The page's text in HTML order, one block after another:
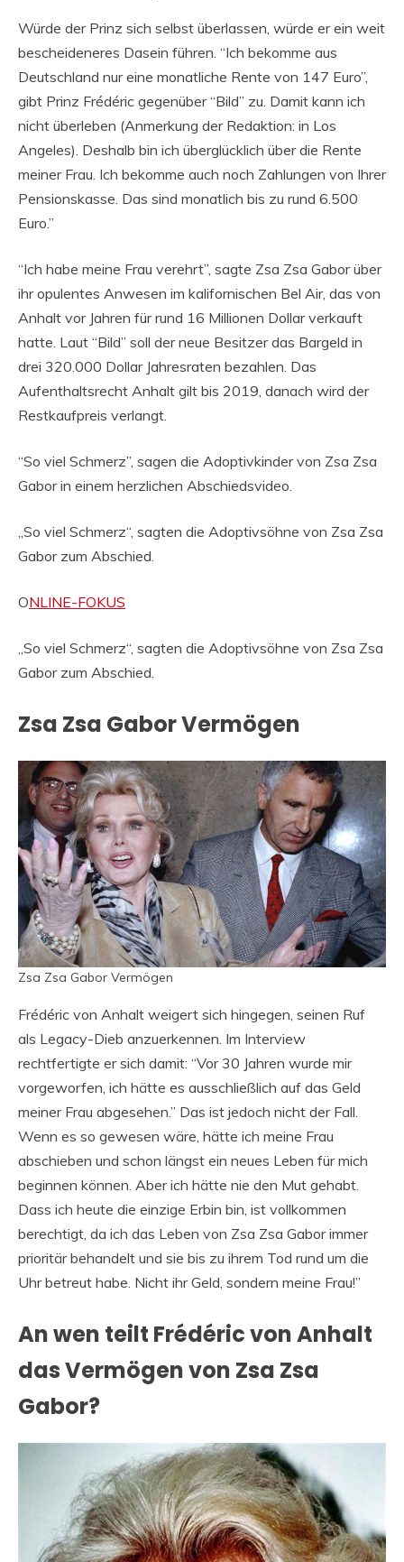
Würde der Prinz sich selbst überlassen, würde er ein weit
bescheideneres Dasein führen. “Ich bekomme aus
Deutschland nur eine monatliche Rente von 147 Euro”,
gibt Prinz Frédéric gegenüber “Bild” zu. Damit kann ich
nicht überleben (Anmerkung der Redaktion: in Los
Angeles). Deshalb bin ich überglücklich über die Rente
meiner Frau. Ich bekomme auch noch Zahlungen von Ihrer
Pensionskasse. Das sind monatlich bis zu rund 6.500
Euro.”
“Ich habe meine Frau verehrt”, sagte Zsa Zsa Gabor über
ihr opulentes Anwesen im kalifornischen Bel Air, das von
Anhalt vor Jahren für rund 16 Millionen Dollar verkauft
hatte. Laut “Bild” soll der neue Besitzer das Bargeld in
drei 320.000 Dollar Jahresraten bezahlen. Das
Aufenthaltsrecht Anhalt gilt bis 2019, danach wird der
Restkaufpreis verlangt.
“So viel Schmerz”, sagen die Adoptivkinder von Zsa Zsa
Gabor in einem herzlichen Abschiedsvideo.
„So viel Schmerz“, sagten die Adoptivsöhne von Zsa Zsa
Gabor zum Abschied.
ONLINE-FOKUS
„So viel Schmerz“, sagten die Adoptivsöhne von Zsa Zsa
Gabor zum Abschied.
Zsa Zsa Gabor Vermögen
Zsa Zsa Gabor Vermögen
Frédéric von Anhalt weigert sich hingegen, seinen Ruf
als Legacy-Dieb anzuerkennen. Im Interview
rechtfertigte er sich damit: “Vor 30 Jahren wurde mir
vorgeworfen, ich hätte es ausschließlich auf das Geld
meiner Frau abgesehen.” Das ist jedoch nicht der Fall.
Wenn es so gewesen wäre, hätte ich meine Frau
abschieben und schon längst ein neues Leben für mich
beginnen können. Aber ich hätte nie den Mut gehabt.
Dass ich heute die einzige Erbin bin, ist vollkommen
berechtigt, da ich das Leben von Zsa Zsa Gabor immer
prioritär behandelt und sie bis zu ihrem Tod rund um die
Uhr betreut habe. Nicht ihr Geld, sondern meine Frau!”
An wen teilt Frédéric von Anhalt
das Vermögen von Zsa Zsa
Gabor?